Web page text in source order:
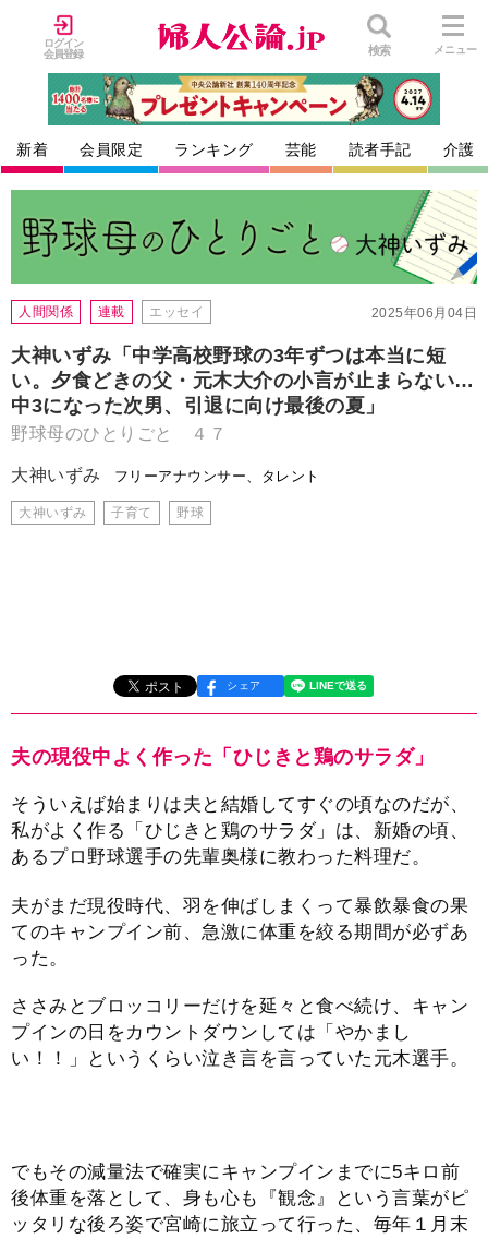
ログイン
会員登録
検索 メニュー
新着 会員限定 ランキング 芸能 読者手記 介護
2025年06月04日
人間関係 連載 エッセイ
大神いずみ「中学高校野球の3年ずつは本当に短
い。夕食どきの父・元木大介の小言が止まらない…
中3になった次男、引退に向け最後の夏」
野球母のひとりごと ４７
大神いずみ フリーアナウンサー、タレント
大神いずみ 子育て 野球
シェア
夫の現役中よく作った「ひじきと鶏のサラダ」
そういえば始まりは夫と結婚してすぐの頃なのだが、
私がよく作る「ひじきと鶏のサラダ」は、新婚の頃、
あるプロ野球選手の先輩奥様に教わった料理だ。
夫がまだ現役時代、羽を伸ばしまくって暴飲暴食の果
てのキャンプイン前、急激に体重を絞る期間が必ずあ
った。
ささみとブロッコリーだけを延々と食べ続け、キャン
プインの日をカウントダウンしては「やかまし
い！！」というくらい泣き言を言っていた元木選手。
でもその減量法で確実にキャンプインまでに5キロ前
後体重を落として、身も心も『観念』という言葉がピ
ッタリな後ろ姿で宮崎に旅立って行った、毎年１月末